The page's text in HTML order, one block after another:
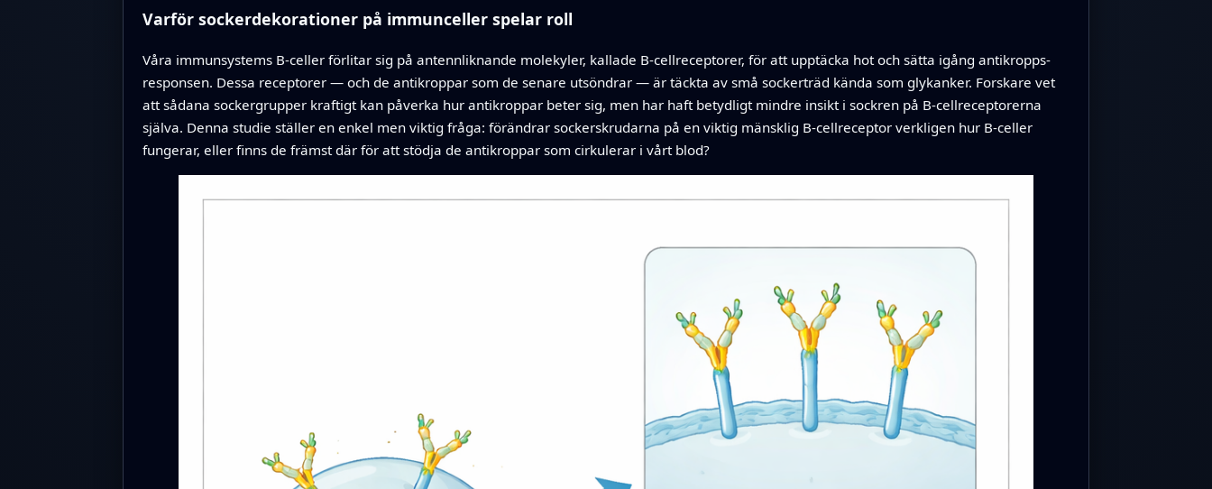
Varför sockerdekorationer på immunceller spelar roll
Våra immunsystems B‑celler förlitar sig på antennliknande molekyler, kallade B‑cellreceptorer, för att upptäcka hot och sätta igång antikropps­
responsen. Dessa receptorer — och de antikroppar som de senare utsöndrar — är täckta av små sockerträd kända som glykanker. Forskare vet
att sådana sockergrupper kraftigt kan påverka hur antikroppar beter sig, men har haft betydligt mindre insikt i sockren på B‑cellreceptorerna
själva. Denna studie ställer en enkel men viktig fråga: förändrar sockerskrudarna på en viktig mänsklig B‑cellreceptor verkligen hur B‑celler
fungerar, eller finns de främst där för att stödja de antikroppar som cirkulerar i vårt blod?